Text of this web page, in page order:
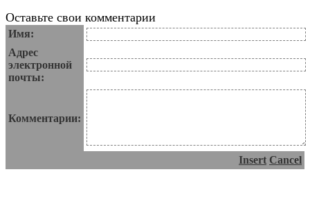
Оставьте свои комментарии
Имя:
Адрес
электронной
почты:
Комментарии:
Insert Cancel